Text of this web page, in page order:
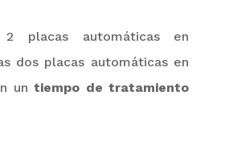
2 placas automáticas en
dos placas automáticas en
untiempo de tratamiento